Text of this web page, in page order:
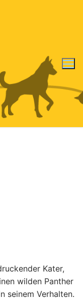
Kater,
wilden Panther
seinem Verhalten.